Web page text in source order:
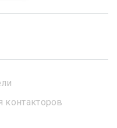
контакторов